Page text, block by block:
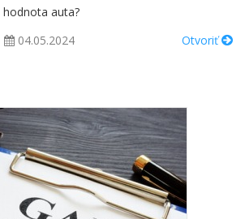
auta?
04.05.2024 Otvoriť